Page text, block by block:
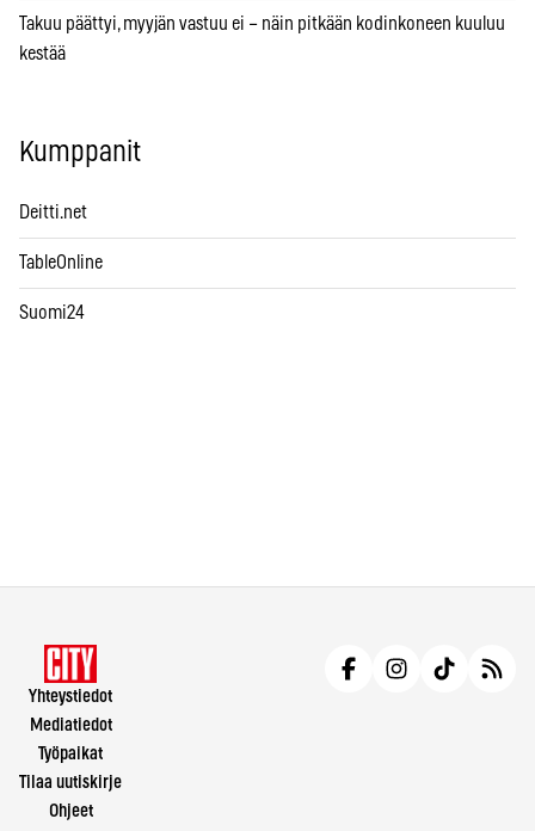
Takuu päättyi, myyjän vastuu ei – näin pitkään kodinkoneen kuuluu
kestää
Kumppanit
Deitti.net
TableOnline
Suomi24
Yhteystiedot
Mediatiedot
Työpaikat
Tilaa uutiskirje
Ohjeet